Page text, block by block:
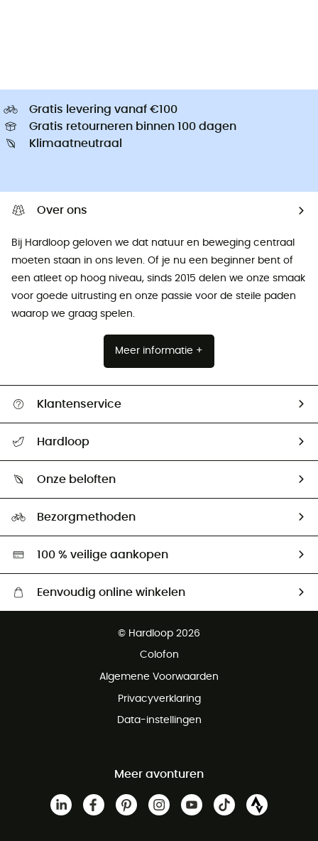
Gratis levering vanaf €100
Gratis retourneren binnen 100 dagen
Klimaatneutraal
Over ons
Bij Hardloop geloven we dat natuur en beweging centraal
moeten staan ​​in ons leven. Of je nu een beginner bent of
een atleet op hoog niveau, sinds 2015 delen we onze smaak
voor goede uitrusting en onze passie voor de steile paden
waarop we graag spelen.
Meer informatie +
Klantenservice
Mijn zending volgen
Retourzendingen & Terugbetalingen
Hardloop
Ambassadeurs
Onze beloften
Hardgreen
Bezorgmethoden
100 % veilige aankopen
Eenvoudig online winkelen
Gratis retourneren binnen 100 dagen
© Hardloop 2026
Colofon
Algemene Voorwaarden
Privacyverklaring
Data-instellingen
Meer avonturen